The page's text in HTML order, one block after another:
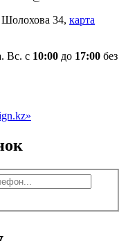
Шолохова 34, карта
Вс. с 10:00 до 17:00 без